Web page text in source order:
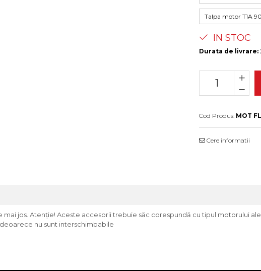
Talpa motor T1A
IN STOC
Durata de livrare:
Cod Produs: MOT
Cere informatii
mai jos. Atenție! Aceste accesorii trebuie săc corespundă cu tipul motorului
nu sunt interschimbabile